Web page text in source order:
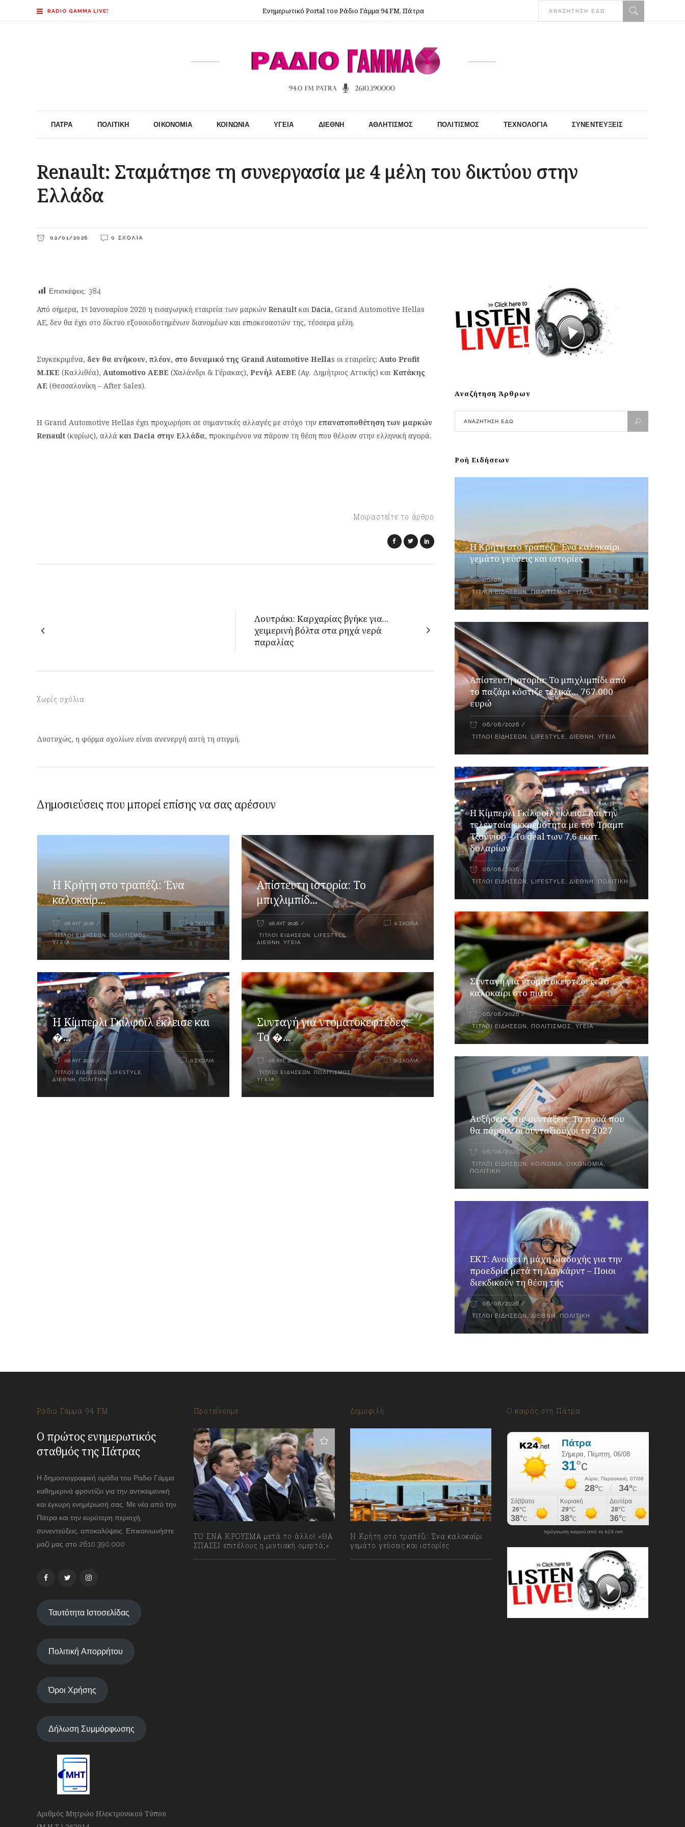
RADIO GAMMA LIVE! Ενημερωτικό Portal του Ράδιο Γάμμα 94 FM, Πάτρα
ΠΆΤΡΑ ΠΟΛΙΤΙΚΉ ΟΙΚΟΝΟΜΊΑ ΚΟΙΝΩΝΊΑ ΥΓΕΊΑ ΔΙΕΘΝΉ ΑΘΛΗΤΙΣΜΌΣ ΠΟΛΙΤΙΣΜΌΣ ΤΕΧΝΟΛΟΓΊΑ ΣΥΝΕΝΤΕΎΞΕΙΣ
Renault: Σταμάτησε τη συνεργασία με 4 μέλη του δικτύου στην
Ελλάδα
02/01/2026 0 ΣΧΌΛΙΑ
Επισκέψεις: 384
Από σήμερα, 1η Ιανουαρίου 2026 η εισαγωγική εταιρεία των μαρκών Renault και Dacia, Grand Automotive Hellas
AE, δεν θα έχει στο δίκτυο εξουσιοδοτημένων διανομέων και επισκευαστών της, τέσσερα μέλη.
Συγκεκριμένα, δεν θα ανήκουν, πλέον, στο δυναμικό της Grand Automotive Hellas οι εταιρείες: Auto Profit
M.IKE (Καλλιθέα), Automotivo ΑΕΒΕ (Χαλάνδρι & Γέρακας), Ρενήλ ΑΕΒΕ (Αγ. Δημήτριος Αττικής) και Κατάκης
AE (Θεσσαλονίκη – After Sales).
H Grand Automotive Hellas έχει προχωρήσει σε σημαντικές αλλαγές με στόχο την επανατοποθέτηση των μαρκών
Renault (κυρίως), αλλά και Dacia στην Ελλάδα, προκειμένου να πάρουν τη θέση που θέλουν στην ελληνική αγορά.
Μοιραστείτε το άρθρο
Λουτράκι: Kαρχαρίας βγήκε για...
χειμερινή βόλτα στα ρηχά νερά
παραλίας
Χωρίς σχόλια
Δυστυχώς, η φόρμα σχολίων είναι ανενεργή αυτή τη στιγμή.
Δημοσιεύσεις που μπορεί επίσης να σας αρέσουν
Η Κρήτη στο τραπέζι: Ένα
καλοκαίρ...
06 ΑΥΓ 2026
ΤΊΤΛΟΙ ΕΙΔΉΣΕΩΝ ΠΟΛΙΤΙΣΜΌΣ,
ΥΓΕΊΑ
0 ΣΧΌΛΙΑ
Απίστευτη ιστορία: Το
μπιχλιμπίδ...
06 ΑΥΓ 2026
ΤΊΤΛΟΙ ΕΙΔΉΣΕΩΝ LIFESTYLE,
ΔΙΕΘΝΉ
ΥΓΕΊΑ
0 ΣΧΌΛΙΑ
Η Κίμπερλι Γκίλφοϊλ έκλεισε και
�...
06 ΑΥΓ 2026
ΤΊΤΛΟΙ ΕΙΔΉΣΕΩΝ ,LIFESTYLE
ΔΙΕΘΝΉ
ΠΟΛΙΤΙΚΉ
0 ΣΧΌΛΙΑ
Συνταγή για ντοματοκεφτέδες:
Το �...
06 ΑΥΓ 2026
ΤΊΤΛΟΙ ΕΙΔΉΣΕΩΝ ΠΟΛΙΤΙΣΜΌΣ,
ΥΓΕΊΑ
0 ΣΧΌΛΙΑ
Αναζήτηση Άρθρων
Ροή Ειδήσεων
Η Κρήτη στο τραπέζι: Ένα καλοκαίρι
γεμάτο γεύσεις και ιστορίες
06/08/2026
ΤΊΤΛΟΙ ΕΙΔΉΣΕΩΝ,ΠΟΛΙΤΙΣΜΌΣ,ΥΓΕΊΑ
Απίστευτη ιστορία: Το μπιχλιμπίδι από
το παζάρι κόστιζε τελικά… 767.000
ευρώ
06/08/2026
ΤΊΤΛΟΙ ΕΙΔΉΣΕΩΝ , LIFESTYLE,ΔΙΕΘΝΉ ,ΥΓΕΊΑ
Η Κίμπερλι Γκίλφοϊλ έκλεισε και την
τελευταία εκκρεμότητα με τον Τραμπ
Τζούνιορ – Το deal των 7,6 εκατ.
δολαρίων
06/08/2026
ΤΊΤΛΟΙ ΕΙΔΉΣΕΩΝ , LIFESTYLE,ΔΙΕΘΝΉ , ΠΟΛΙΤΙΚΉ
Συνταγή για ντοματοκεφτέδες: Το
καλοκαίρι στο πιάτο
06/08/2026
ΤΊΤΛΟΙ ΕΙΔΉΣΕΩΝ , ΠΟΛΙΤΙΣΜΌΣ,ΥΓΕΊΑ
Αυξήσεις στις συντάξεις: Τα ποσά που
θα πάρουν οι συνταξιούχοι το 2027
06/08/2026
ΤΊΤΛΟΙ ΕΙΔΉΣΕΩΝ , ΚΟΙΝΩΝΊΑ,ΟΙΚΟΝΟΜΊΑ,
ΠΟΛΙΤΙΚΉ
ΕΚΤ: Ανοίγει η μάχη διαδοχής για την
προεδρία μετά τη Λαγκάρντ – Ποιοι
διεκδικούν τη θέση της
06/08/2026
ΤΊΤΛΟΙ ΕΙΔΉΣΕΩΝ ,ΔΙΕΘΝΉ, ΠΟΛΙΤΙΚΉ
Ράδιο Γάμμα 94 FM
Ο πρώτος ενημερωτικός
σταθμός της Πάτρας
Η δημοσιογραφική ομάδα του Ραδιο Γάμμα
καθημερινά φροντίζει για την αντικειμενική
και έγκυρη ενημέρωσή σας. Με νέα από την
Πάτρα και την ευρύτερη περιοχή,
συνεντεύξεις, αποκαλύψεις. Επικοινωνήστε
μαζί μας στο 2610.390.000
Ταυτότητα Ιστοσελίδας
Πολιτική Απορρήτου
Όροι Χρήσης
Δήλωση Συμμόρφωσης
Αριθμός Μητρώο Ηλεκτρονικού Τύπου
Προτείνουμε
ΤΟ ΕΝΑ ΚΡΟΥΣΜΑ μετά το άλλο! «ΘΑ
ΣΠΑΣΕΙ επιτέλους η μιντιακή ομερτά;»
Δημοφιλή
Η Κρήτη στο τραπέζι: Ένα καλοκαίρι
γεμάτο γεύσεις και ιστορίες
Ο καιρός στη Πάτρα
πρόγνωση καιρού από το k24.net